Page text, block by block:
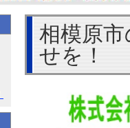
相模原
せを！